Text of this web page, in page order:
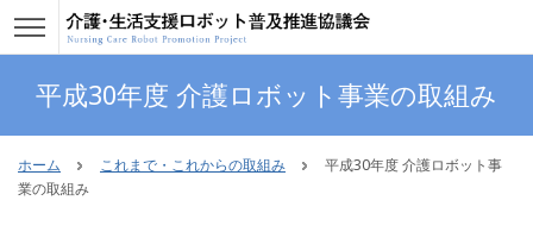
平成30年度 介護ロボット事業の取組み
ホーム これまで・これからの取組み
平成30年度 介護ロボット事
業の取組み